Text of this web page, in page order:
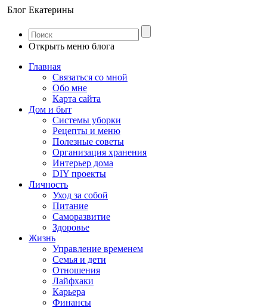
Блог Екатерины
Открыть меню блога
Главная
Связаться со мной
Обо мне
Карта сайта
Дом и быт
Системы уборки
Рецепты и меню
Полезные советы
Организация хранения
Интерьер дома
DIY проекты
Личность
Уход за собой
Питание
Саморазвитие
Здоровье
Жизнь
Управление временем
Семья и дети
Отношения
Лайфхаки
Карьера
Финансы